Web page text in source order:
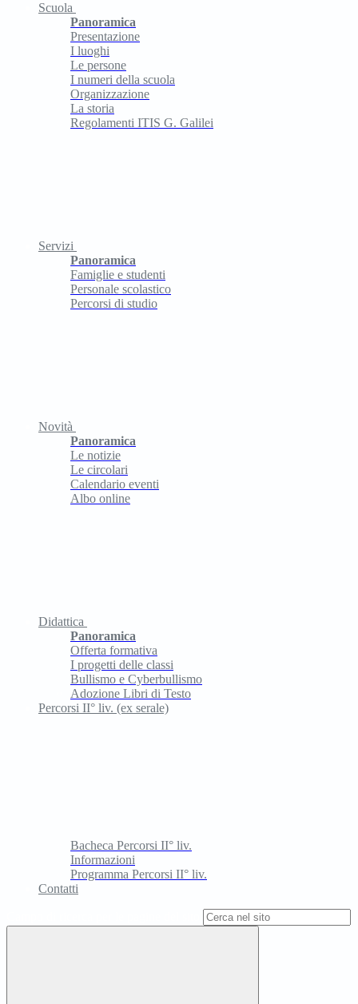
Scuola
Panoramica
Presentazione
I luoghi
Le persone
I numeri della scuola
Organizzazione
La storia
Regolamenti ITIS G. Galilei
Servizi
Panoramica
Famiglie e studenti
Personale scolastico
Percorsi di studio
Novità
Panoramica
Le notizie
Le circolari
Calendario eventi
Albo online
Didattica
Panoramica
Offerta formativa
I progetti delle classi
Bullismo e Cyberbullismo
Adozione Libri di Testo
Percorsi II° liv. (ex serale)
Bacheca Percorsi II° liv.
Informazioni
Programma Percorsi II° liv.
Contatti